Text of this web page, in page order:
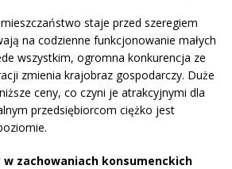
staje przed szeregiem
na codzienne funkcjonowanie małych
wszystkim, ogromna konkurencja ze
zmienia krajobraz gospodarczy. Duże
ceny, co czyni je atrakcyjnymi dla
przedsiębiorcom ciężko jest
w zachowaniach konsumenckich